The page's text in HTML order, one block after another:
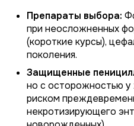
Препараты выбора:
при неосложненных
(короткие курсы),
поколения.
Защищенные
но с осторожностью
риском
некротизирующего